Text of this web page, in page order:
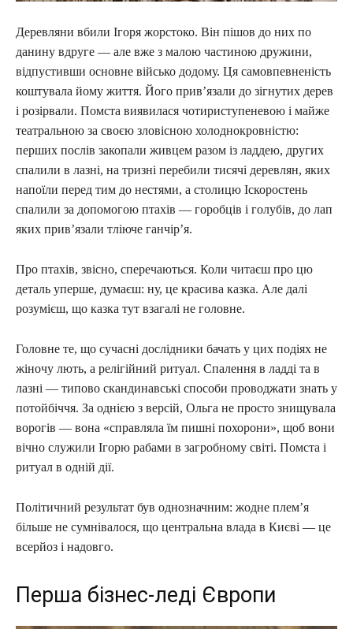
Деревляни вбили Ігоря жорстоко. Він пішов до них по
данину вдруге — але вже з малою частиною дружини,
відпустивши основне військо додому. Ця самовпевненість
коштувала йому життя. Його прив’язали до зігнутих дерев
і розірвали. Помста виявилася чотириступеневою і майже
театральною за своєю зловісною холоднокровністю:
перших послів закопали живцем разом із ладдею, других
спалили в лазні, на тризні перебили тисячі деревлян, яких
напоїли перед тим до нестями, а столицю Іскоростень
спалили за допомогою птахів — горобців і голубів, до лап
яких прив’язали тліюче ганчір’я.
Про птахів, звісно, сперечаються. Коли читаєш про цю
деталь уперше, думаєш: ну, це красива казка. Але далі
розумієш, що казка тут взагалі не головне.
Головне те, що сучасні дослідники бачать у цих подіях не
жіночу лють, а релігійний ритуал. Спалення в ладді та в
лазні — типово скандинавські способи проводжати знать у
потойбіччя. За однією з версій, Ольга не просто знищувала
ворогів — вона «справляла їм пишні похорони», щоб вони
вічно служили Ігорю рабами в загробному світі. Помста і
ритуал в одній дії.
Політичний результат був однозначним: жодне плем’я
більше не сумнівалося, що центральна влада в Києві — це
всерйоз і надовго.
Перша бізнес-леді Європи